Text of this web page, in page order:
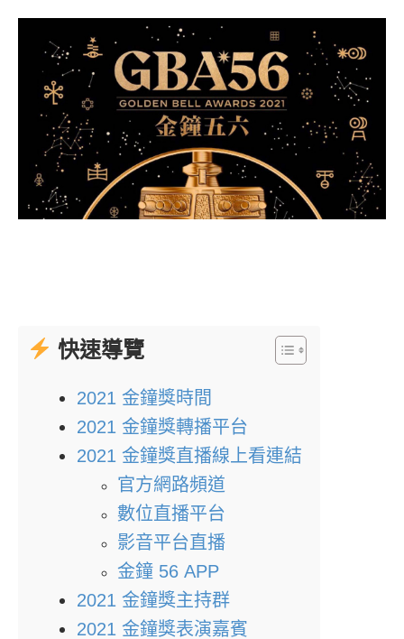
快速導覽
2021 金鐘獎時間
2021 金鐘獎轉播平台
2021 金鐘獎直播線上看連結
官方網路頻道
數位直播平台
影音平台直播
金鐘 56 APP
2021 金鐘獎主持群
2021 金鐘獎表演嘉賓